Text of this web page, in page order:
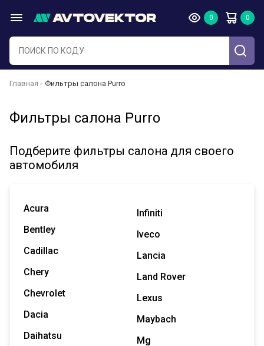
Главная Фильтры салона Purro
Фильтры салона Purro
Подберите фильтры салона для своего
автомобиля
Acura
Bentley
Cadillac
Chery
Chevrolet
Dacia
Daihatsu
Infiniti
Iveco
Lancia
Land Rover
Lexus
Maybach
Mg